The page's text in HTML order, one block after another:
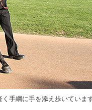
手綱に手を添え歩いていま